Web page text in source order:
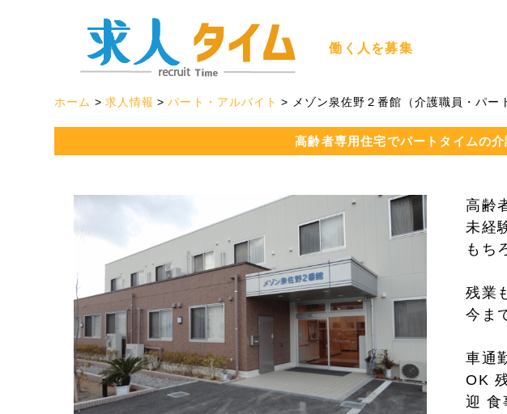
働く人を募集
ホーム 求人情報 パート・アルバイト メゾン泉佐野２番館（介護職員・パー
高齢者専用住宅でパートタイムの
高齢
未経
もち
残業
今ま
車通
OK
迎 食